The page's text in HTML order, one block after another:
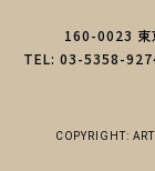
160-0023 東
TEL: 03-5358-
COPYRIGHT: